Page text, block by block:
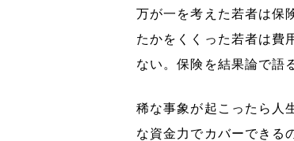
万が一を考えた若者は保
たかをくくった若者は費
ない。保険を結果論で語
稀な事象が起こったら人
な資金力でカバーできる